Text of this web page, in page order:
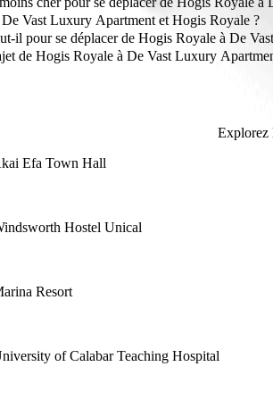
de se déplacer de Hogis Royale à De
Vast Luxury Apartment et Hogis Royale ?
est à environ 3,2 km de Hogis Royale.
il pour se déplacer de Hogis Royale à De
se déplacer de Hogis Royale à De Vast
de Hogis Royale à De Vast Luxury
Explorez
Efa Town Hall
Hostel Unical
Resort
of Calabar Teaching Hospital